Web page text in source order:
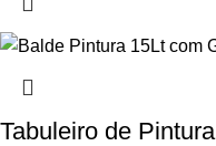
Tabuleiro de Pintura